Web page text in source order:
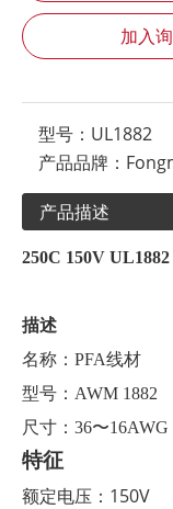
加入
型号： UL1882
产品品牌：
产品描述
250C 150V
描述
名称：PFA线材
型号：AWM 1882
尺寸：36〜16AWG
特征
额定电压：150V